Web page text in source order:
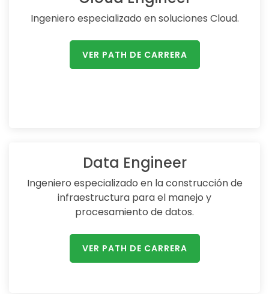
Ingeniero especializado en soluciones Cloud.
VER PATH DE CARRERA
Data Engineer
Ingeniero especializado en la construcción de
infraestructura para el manejo y
procesamiento de datos.
VER PATH DE CARRERA